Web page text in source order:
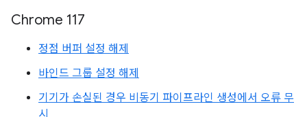
Chrome 117
정점 버퍼 설정 해제
바인드 그룹 설정 해제
기기가 손실된 경우 비동기 파이프라인 생성에서 오류 무
시